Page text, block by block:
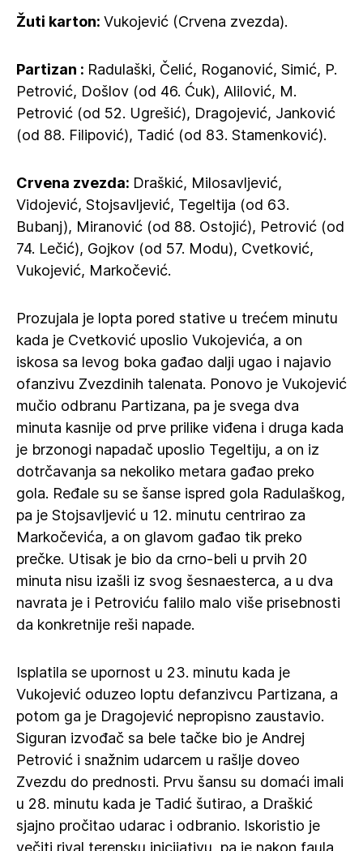
Žuti karton: Vukojević (Crvena zvezda).
Partizan : Radulaški, Čelić, Roganović, Simić, P.
Petrović, Došlov (od 46. Ćuk), Alilović, M.
Petrović (od 52. Ugrešić), Dragojević, Janković
(od 88. Filipović), Tadić (od 83. Stamenković).
Crvena zvezda: Draškić, Milosavljević,
Vidojević, Stojsavljević, Tegeltija (od 63.
Bubanj), Miranović (od 88. Ostojić), Petrović (od
74. Lečić), Gojkov (od 57. Modu), Cvetković,
Vukojević, Markočević.
Prozujala je lopta pored stative u trećem minutu
kada je Cvetković uposlio Vukojevića, a on
iskosa sa levog boka gađao dalji ugao i najavio
ofanzivu Zvezdinih talenata. Ponovo je Vukojević
mučio odbranu Partizana, pa je svega dva
minuta kasnije od prve prilike viđena i druga kada
je brzonogi napadač uposlio Tegeltiju, a on iz
dotrčavanja sa nekoliko metara gađao preko
gola. Ređale su se šanse ispred gola Radulaškog,
pa je Stojsavljević u 12. minutu centrirao za
Markočevića, a on glavom gađao tik preko
prečke. Utisak je bio da crno-beli u prvih 20
minuta nisu izašli iz svog šesnaesterca, a u dva
navrata je i Petroviću falilo malo više prisebnosti
da konkretnije reši napade.
Isplatila se upornost u 23. minutu kada je
Vukojević oduzeo loptu defanzivcu Partizana, a
potom ga je Dragojević nepropisno zaustavio.
Siguran izvođač sa bele tačke bio je Andrej
Petrović i snažnim udarcem u rašlje doveo
Zvezdu do prednosti. Prvu šansu su domaći imali
u 28. minutu kada je Tadić šutirao, a Draškić
sjajno pročitao udarac i odbranio. Iskoristio je
večiti rival terensku inicijativu, pa je nakon faula